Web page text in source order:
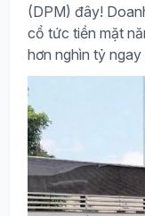
(DPM) đây!
cổ tức tiền mặt
hơn nghìn tỷ